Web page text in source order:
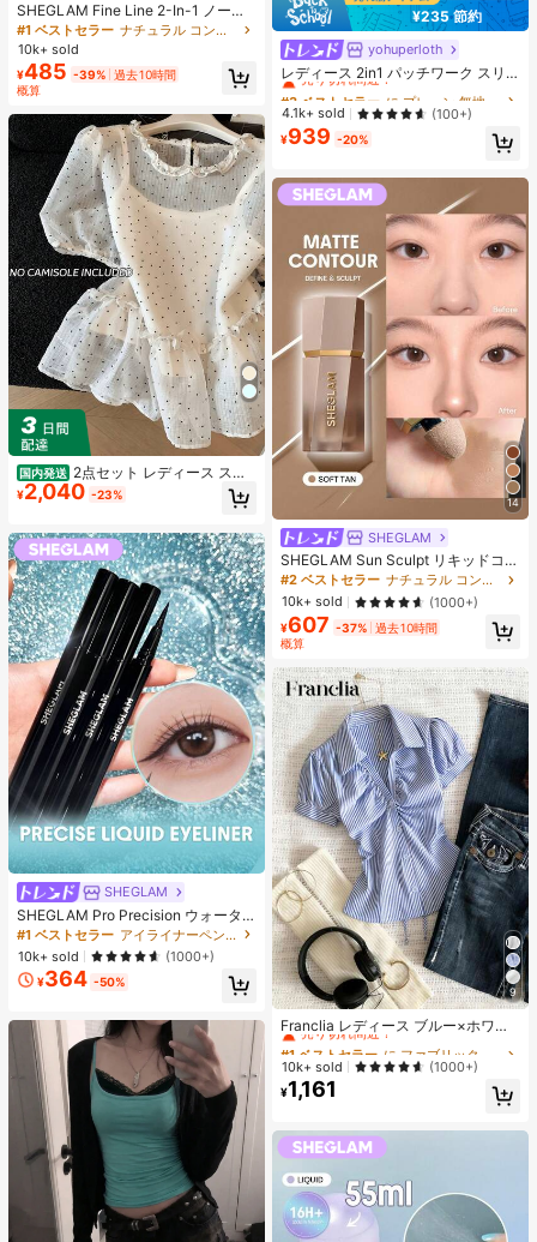
SHEGLAM Fine Line 2-In-1 ノーズ
コンター&ハイライトペン-Buff ノー
ズシャドウ シェーディング 女性と女
の子のためのブランドビューティー
コスメメイクアップ
#1 ベストセラー
ナチュラル コントゥア＆ブロンザー
10k+ sold
¥485 -39% 過去10時間
概算
国内発送 2点セット レディース スイ
ートスタイル 水玉模様 メッシュ フ
リル パフスリーブ クロップトップ
ップス 半袖 ドット柄 ショート丈 透
け感 シースルー ガーリー 大人可愛
い フェミニン 春夏
¥2,040 -23%
SHEGLAM
SHEGLAM Pro Precision ウォータ
ープルーフリキッドアイライナー-Bl
ack 女性と女の子のためのブランド
ビューティーコスメメイクアップ
#1 ベストセラー
アイライナーペンシル アイライナー
10k+ sold
(1000+)
¥364 -50%
¥235 節約
yohuperloth
レディース 2in1 パッチワーク スリ
ムフィット 多用途 カジュアル 半袖T
シャツ ブラック 夏用
#3 ベストセラー
売り切れ間近！
#3 ベストセラー
売り切れ間近！
#3 ベストセラー
売り切れ間近！
#3 ベストセラー
に プレーン 無地のカジュアルTシャツ
4.1k+ sold (100+)
¥939 -20%
14
SHEGLAM
SHEGLAM Sun Sculpt リキッドコン
ター-Soft Tan ノーズシャドウ シェ
ーディング 女性と女の子のためのブ
ランドビューティーコスメメイクア
ップ
#2 ベストセラー
ナチュラル コントゥア＆ブロンザー
10k+ sold
(1000+)
¥607 -37% 過去10時間
概算
9
Franclia レディース ブルー×ホワイ
ト ストライプ ボタン付きシャーリン
グ Vネックシャツ 夏向け エフォート
レスシック ブラウス 通学・新学期向
け 春カジュアル
#1 ベストセラー
に ファブリック 柔らかなオフィスブラウス
売り切れ間近！
#1 ベストセラー
売り切れ間近！
#1 ベストセラー
売り切れ間近！
#1 ベストセラー
に ファブリック 柔らかなオフィスブラウス
10k+ sold (1000+)
¥1,161